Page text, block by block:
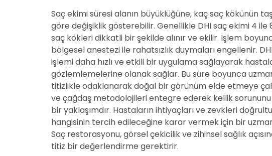
Saç ekimi süresi alanın büyüklüğüne, kaç saç kökünün
göre değişiklik gösterebilir. Genellikle DHI saç ekimi 4 ile
saç kökleri dikkatli bir şekilde alınır ve ekilir. İşlem
bölgesel anestezi ile rahatsızlık duymaları engellenir.
işlemi daha hızlı ve etkili bir uygulama sağlayarak
gözlemlemelerine olanak sağlar. Bu süre boyunca
titizlikle odaklanarak doğal bir görünüm elde etmeye
ve çağdaş metodolojileri entegre ederek kellik
bir yaklaşımdır. Hastaların ihtiyaçları ve zevkleri
hangisinin tercih edileceğine karar vermek için bir
Saç restorasyonu, görsel çekicilik ve zihinsel sağlık
titiz bir değerlendirme gerektirir.